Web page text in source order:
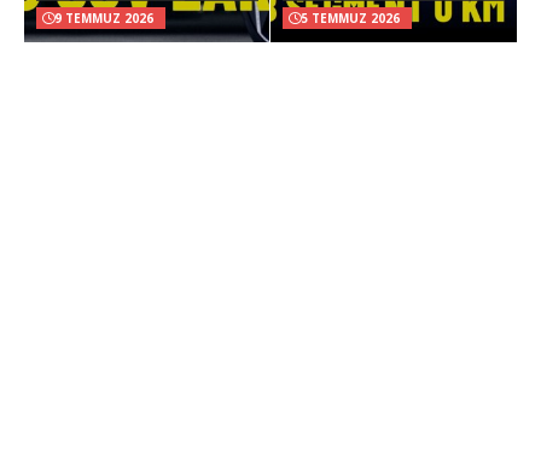
9 TEMMUZ 2026 5 TEMMUZ 2026